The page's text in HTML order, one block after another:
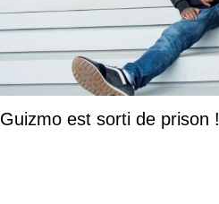
Guizmo est sorti de prison !